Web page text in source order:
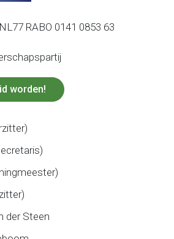
RABO 0141 0853 63
worden!
der Steen